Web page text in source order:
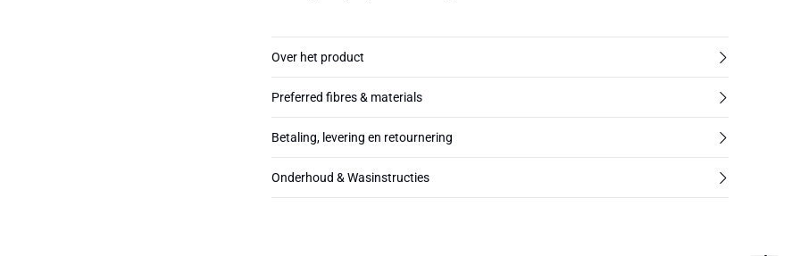
Over het product
Preferred fibres & materials
Betaling, levering en retournering
Onderhoud & Wasinstructies